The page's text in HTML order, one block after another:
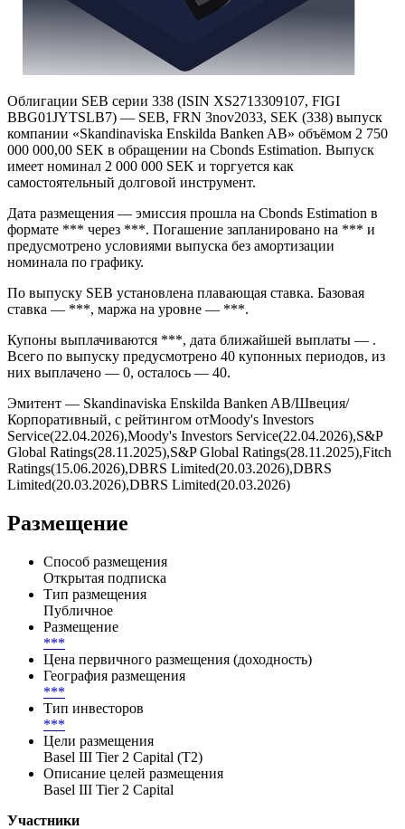
Облигации SEB серии 338 (ISIN XS2713309107, FIGI
BBG01JYTSLB7) — SEB, FRN 3nov2033, SEK (338) выпуск
компании «Skandinaviska Enskilda Banken AB» объёмом 2 750
000 000,00 SEK в обращении на Cbonds Estimation. Выпуск
имеет номинал 2 000 000 SEK и торгуется как
самостоятельный долговой инструмент.
Дата размещения — эмиссия прошла на Cbonds Estimation в
формате *** через ***. Погашение запланировано на *** и
предусмотрено условиями выпуска без амортизации
номинала по графику.
По выпуску SEB установлена плавающая ставка. Базовая
ставка — ***, маржа на уровне — ***.
Купоны выплачиваются ***, дата ближайшей выплаты — .
Всего по выпуску предусмотрено 40 купонных периодов, из
них выплачено — 0, осталось — 40.
Эмитент — Skandinaviska Enskilda Banken AB/Швеция/
Корпоративный, с рейтингом отMoody's Investors
Service(22.04.2026),Moody's Investors Service(22.04.2026),S&P
Global Ratings(28.11.2025),S&P Global Ratings(28.11.2025),Fitch
Ratings(15.06.2026),DBRS Limited(20.03.2026),DBRS
Limited(20.03.2026),DBRS Limited(20.03.2026)
Размещение
Способ размещения
Открытая подписка
Тип размещения
Публичное
Размещение
***
Цена первичного размещения (доходность)
География размещения
***
Тип инвесторов
***
Цели размещения
Basel III Tier 2 Capital (T2)
Описание целей размещения
Basel III Tier 2 Capital
Участники